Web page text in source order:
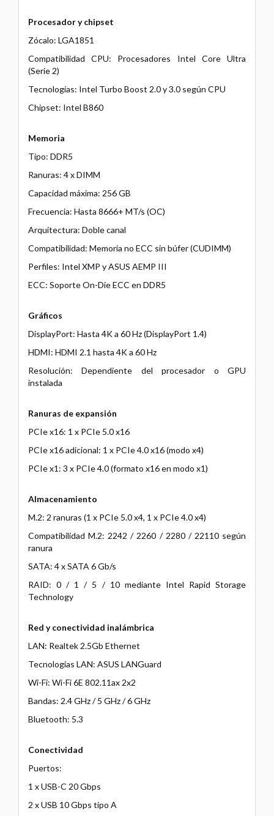
Procesador y chipset
Zócalo: LGA1851
Compatibilidad CPU: Procesadores Intel Core Ultra
(Serie 2)
Tecnologías: Intel Turbo Boost 2.0 y 3.0 según CPU
Chipset: Intel B860
Memoria
Tipo: DDR5
Ranuras: 4 x DIMM
Capacidad máxima: 256 GB
Frecuencia: Hasta 8666+ MT/s (OC)
Arquitectura: Doble canal
Compatibilidad: Memoria no ECC sin búfer (CUDIMM)
Perfiles: Intel XMP y ASUS AEMP III
ECC: Soporte On-Die ECC en DDR5
Gráficos
DisplayPort: Hasta 4K a 60 Hz (DisplayPort 1.4)
HDMI: HDMI 2.1 hasta 4K a 60 Hz
Resolución: Dependiente del procesador o GPU
instalada
Ranuras de expansión
PCIe x16: 1 x PCIe 5.0 x16
PCIe x16 adicional: 1 x PCIe 4.0 x16 (modo x4)
PCIe x1: 3 x PCIe 4.0 (formato x16 en modo x1)
Almacenamiento
M.2: 2 ranuras (1 x PCIe 5.0 x4, 1 x PCIe 4.0 x4)
Compatibilidad M.2: 2242 / 2260 / 2280 / 22110 según
ranura
SATA: 4 x SATA 6 Gb/s
RAID: 0 / 1 / 5 / 10 mediante Intel Rapid Storage
Technology
Red y conectividad inalámbrica
LAN: Realtek 2.5Gb Ethernet
Tecnologías LAN: ASUS LANGuard
Wi-Fi: Wi-Fi 6E 802.11ax 2x2
Bandas: 2.4 GHz / 5 GHz / 6 GHz
Bluetooth: 5.3
Conectividad
Puertos:
1 x USB-C 20 Gbps
2 x USB 10 Gbps tipo A